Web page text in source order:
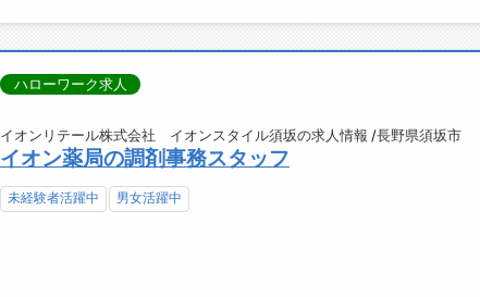
ハローワーク求人
イオンリテール株式会社 イオンスタイル須坂の求人情報 /長野県須坂市
イオン薬局の調剤事務スタッフ
未経験者活躍中 男女活躍中